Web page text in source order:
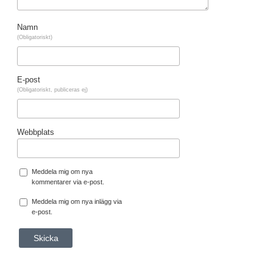
Namn
(Obligatoriskt)
E-post
(Obligatoriskt, publiceras ej)
Webbplats
Meddela mig om nya
kommentarer via e-post.
Meddela mig om nya inlägg via
e-post.